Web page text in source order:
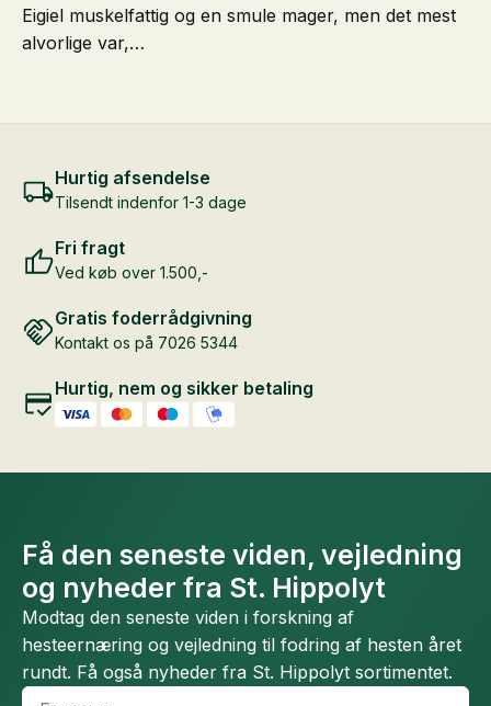
Eigiel muskelfattig og en smule mager, men det mest
alvorlige var,…
Hurtig afsendelse
Tilsendt indenfor 1-3 dage
Fri fragt
Ved køb over 1.500,-
Gratis foderrådgivning
Kontakt os på 7026 5344
Hurtig, nem og sikker betaling
Få den seneste viden, vejledning
og nyheder fra St. Hippolyt
Modtag den seneste viden i forskning af
hesteernæring og vejledning til fodring af hesten året
rundt. Få også nyheder fra St. Hippolyt sortimentet.
Fornavn